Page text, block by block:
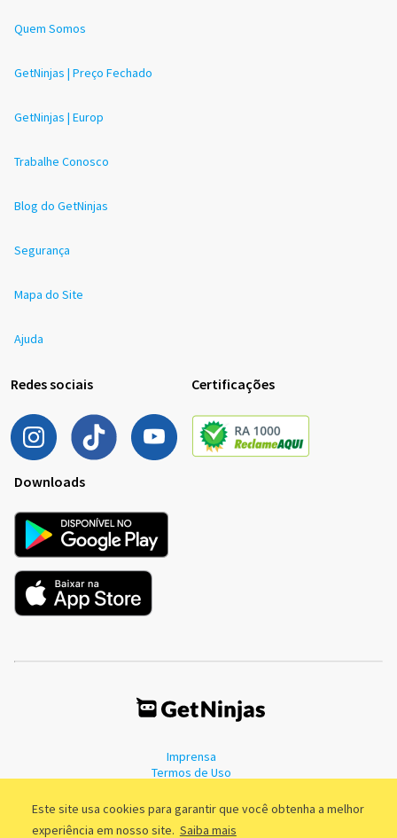
Este site usa cookies para garantir que você obtenha a melhor
experiência em nosso site. Saiba mais
Quem Somos
GetNinjas | Preço Fechado
GetNinjas | Europ
Trabalhe Conosco
Blog do GetNinjas
Segurança
Mapa do Site
Ajuda
Redes sociais Certificações
Downloads
Imprensa
Termos de Uso